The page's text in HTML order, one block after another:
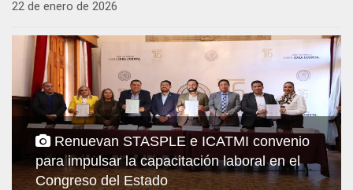
22 de enero de 2026
Renuevan STASPLE e ICATMI convenio
para impulsar la capacitación laboral en el
Congreso del Estado